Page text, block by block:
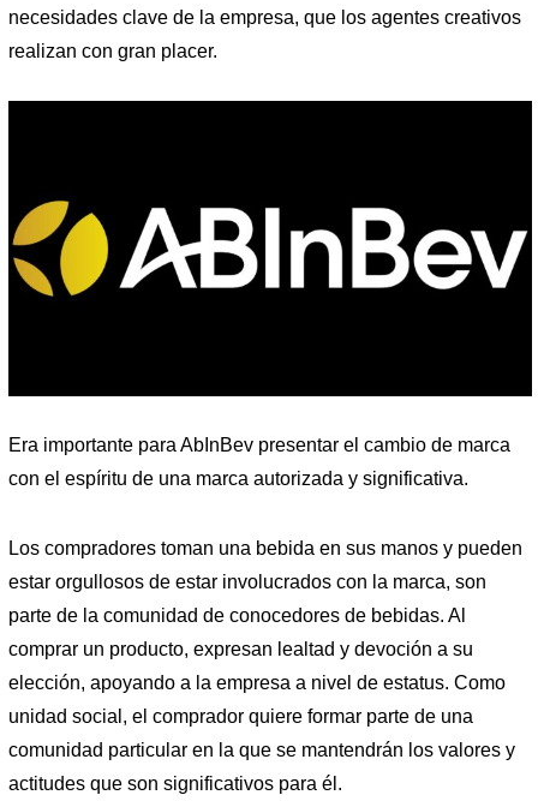
necesidades clave de la empresa, que los agentes creativos
realizan con gran placer.
Era importante para AbInBev presentar el cambio de marca
con el espíritu de una marca autorizada y significativa.
Los compradores toman una bebida en sus manos y pueden
estar orgullosos de estar involucrados con la marca, son
parte de la comunidad de conocedores de bebidas. Al
comprar un producto, expresan lealtad y devoción a su
elección, apoyando a la empresa a nivel de estatus. Como
unidad social, el comprador quiere formar parte de una
comunidad particular en la que se mantendrán los valores y
actitudes que son significativos para él.